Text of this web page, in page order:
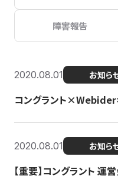
障害報告
2020.08.01 お知ら
コングラント×Webider
2020.08.01 お知ら
【重要】コングラント 運